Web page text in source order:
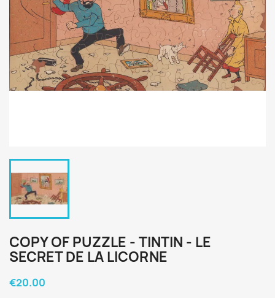
COPY OF PUZZLE - TINTIN - LE
SECRET DE LA LICORNE
€20.00